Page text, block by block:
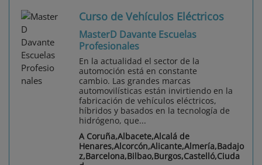
Curso de Vehículos Eléctricos
MasterD Davante Escuelas
Profesionales
En la actualidad el sector de la
automoción está en constante
cambio. Las grandes marcas
automovilísticas están invirtiendo en la
fabricación de vehículos eléctricos,
híbridos y basados en la tecnología de
hidrógeno, que...
A Coruña,Albacete,Alcalá de
Henares,Alcorcón,Alicante,Almería,Badajo
z,Barcelona,Bilbao,Burgos,Castelló,Ciuda